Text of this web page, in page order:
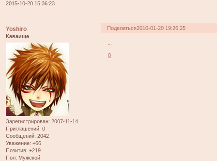
2015-10-20 15:36:23
Поделиться2010-01-20 19:26:25
Yoshiro
Каваище
Зарегистрирован: 2007-11-14
Приглашений: 0
Сообщений: 2042
Уважение: +66
Позитив: +219
Пол: Мужской
0